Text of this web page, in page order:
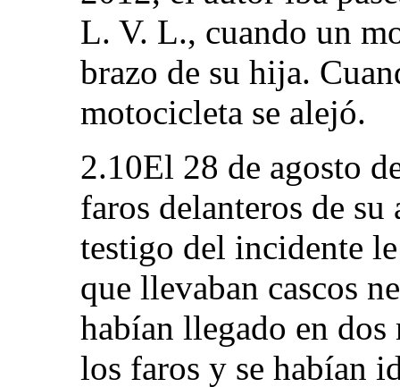
L. V. L., cuando un
brazo de su hija.
motocicleta se alejó.
2.10El 28 de agosto
faros delanteros de
testigo del incidente
que llevaban cascos
habían llegado en
los faros y se habían